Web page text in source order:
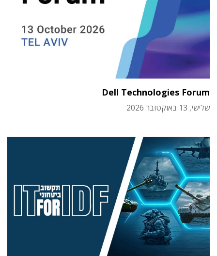
Dell Technologies Forum
שלישי, 13 באוקטובר 2026